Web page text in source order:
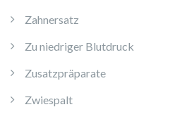
Zahnersatz
Zu niedriger Blutdruck
Zusatzpräparate
Zwiespalt